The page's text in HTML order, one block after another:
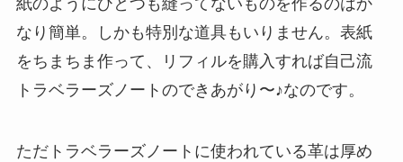
紙のようにひとつも縫ってないものを作るのはか
なり簡単。しかも特別な道具もいりません。表紙
をちまちま作って、リフィルを購入すれば自己流
トラベラーズノートのできあがり〜♪なのです。
ただトラベラーズノートに使われている革は厚め